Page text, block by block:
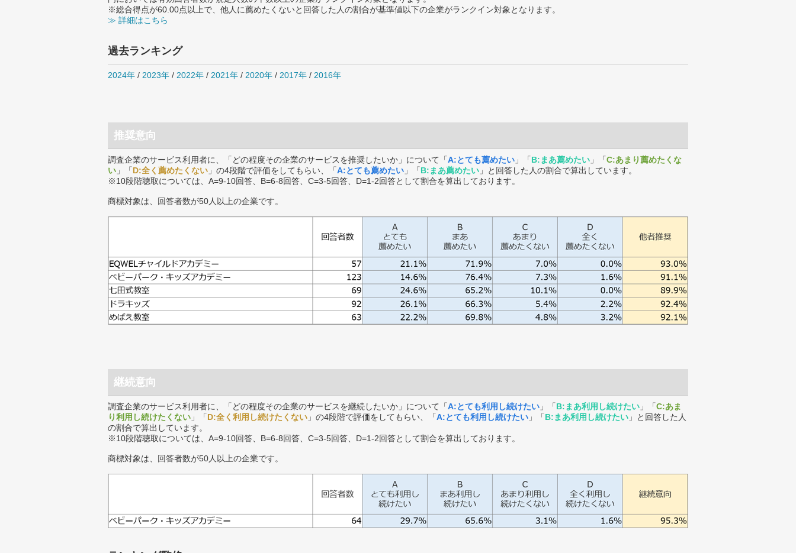
※総合得点が60.00点以上で、他人に薦めたくないと回答した人の割合が基準値以下の企業がランクイン対象となります。
≫ 詳細はこちら
過去ランキング
2024年 / 2023年 / 2022年 / 2021年 / 2020年 / 2017年 / 2016年
推奨意向
調査企業のサービス利用者に、「どの程度その企業のサービスを推奨したいか」について「A:とても薦めたい 」「B:まあ薦めたい 」「C:あまり薦めたくな
い 」「D:全く薦めたくない 」の4段階で評価をしてもらい、「A:とても薦めたい 」「B:まあ薦めたい 」と回答した人の割合で算出しています。
※10段階聴取については、A=9-10回答、B=6-8回答、C=3-5回答、D=1-2回答として割合を算出しております。
商標対象は、回答者数が50人以上の企業です。
継続意向
調査企業のサービス利用者に、「どの程度その企業のサービスを継続したいか」について「A:とても利用し続けたい 」「B:まあ利用し続けたい 」「C:あま
り利用し続けたくない 」「D:全く利用し続けたくない 」の4段階で評価をしてもらい、「A:とても利用し続けたい 」「B:まあ利用し続けたい 」と回答した人
の割合で算出しています。
※10段階聴取については、A=9-10回答、B=6-8回答、C=3-5回答、D=1-2回答として割合を算出しております。
商標対象は、回答者数が50人以上の企業です。